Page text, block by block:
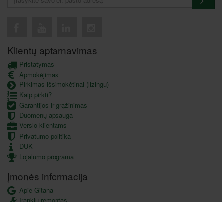
Klientų aptarnavimas
Pristatymas
Apmokėjimas
Pirkimas išsimokėtinai (lizingu)
Kaip pirkti?
Garantijos ir grąžinimas
Duomenų apsauga
Verslo klientams
Privatumo politika
DUK
Lojalumo programa
Įmonės informacija
Apie Gitana
Įrankių remontas